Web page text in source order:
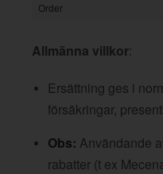
Order
Allmänna villkor:
Ersättning ges i
försäkringar,
Obs: Användande
rabatter (t ex